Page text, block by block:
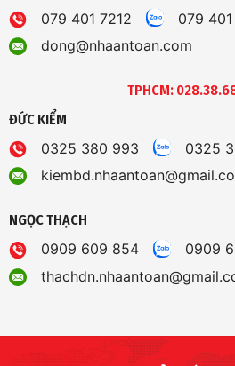
079 401 7212
079
dong@nhaantoan.com
TPHCM:
ĐỨC KIỂM
0325 380 993
0325
NGỌC THẠCH
0909 609 854
0909